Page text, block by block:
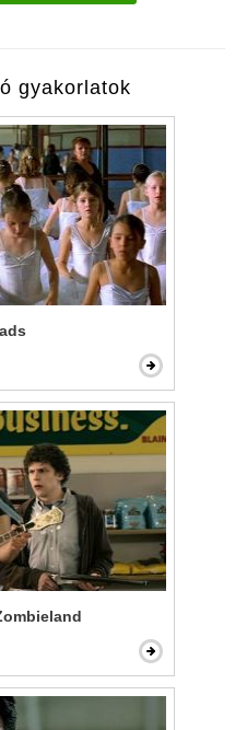
gyakorlatok